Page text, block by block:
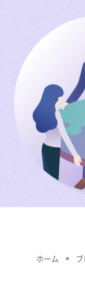
ホーム